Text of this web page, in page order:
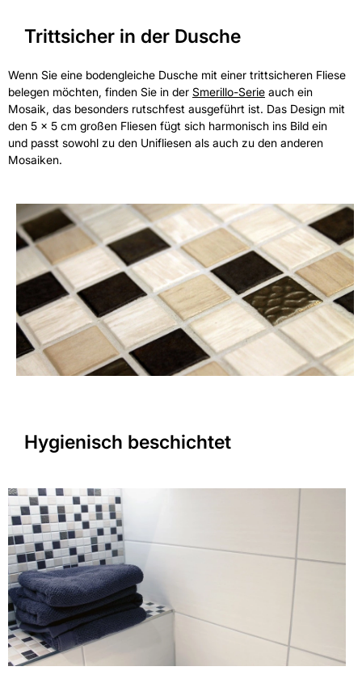
Trittsicher in der Dusche
Wenn Sie eine bodengleiche Dusche mit einer trittsicheren Fliese
belegen möchten, finden Sie in der Smerillo-Serie auch ein
Mosaik, das besonders rutschfest ausgeführt ist. Das Design mit
den 5 x 5 cm großen Fliesen fügt sich harmonisch ins Bild ein
und passt sowohl zu den Unifliesen als auch zu den anderen
Mosaiken.
Hygienisch beschichtet